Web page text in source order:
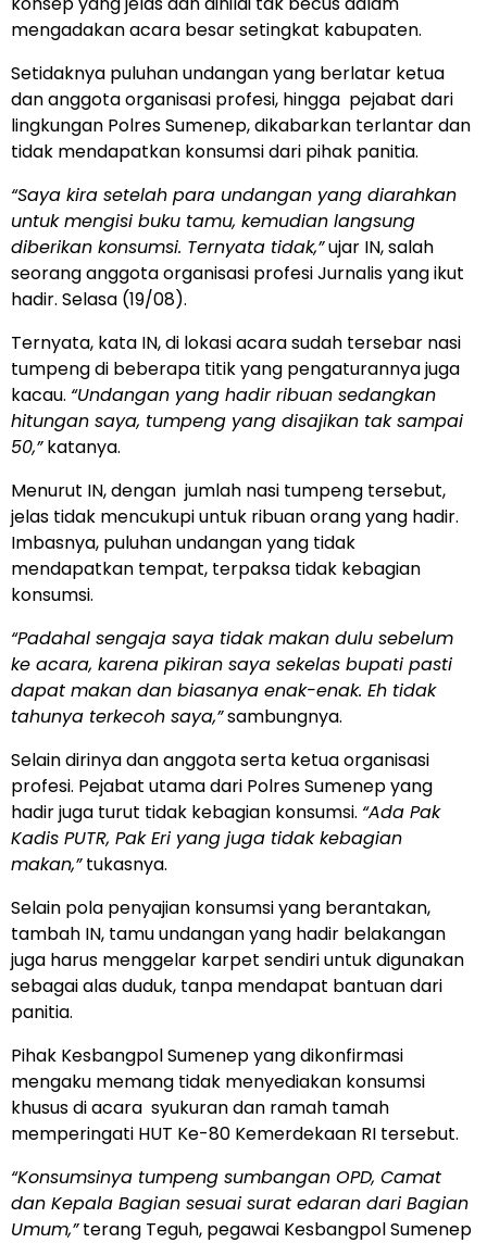
mengadakan acara besar setingkat kabupaten.
Setidaknya puluhan undangan yang berlatar ketua
dan anggota organisasi profesi, hingga pejabat dari
lingkungan Polres Sumenep, dikabarkan terlantar dan
tidak mendapatkan konsumsi dari pihak panitia.
“Saya kira setelah para undangan yang diarahkan
untuk mengisi buku tamu, kemudian langsung
diberikan konsumsi. Ternyata tidak,”ujar IN, salah
seorang anggota organisasi profesi Jurnalis yang ikut
hadir. Selasa (19/08).
Ternyata, kata IN, di lokasi acara sudah tersebar nasi
tumpeng di beberapa titik yang pengaturannya juga
kacau. “Undangan yang hadir ribuan sedangkan
hitungan saya, tumpeng yang disajikan tak sampai
50,”katanya.
Menurut IN, dengan jumlah nasi tumpeng tersebut,
jelas tidak mencukupi untuk ribuan orang yang hadir.
Imbasnya, puluhan undangan yang tidak
mendapatkan tempat, terpaksa tidak kebagian
konsumsi.
“Padahal sengaja saya tidak makan dulu sebelum
ke acara, karena pikiran saya sekelas bupati pasti
dapat makan dan biasanya enak-enak. Eh tidak
tahunya terkecoh saya,”sambungnya.
Selain dirinya dan anggota serta ketua organisasi
profesi. Pejabat utama dari Polres Sumenep yang
hadir juga turut tidak kebagian konsumsi. “Ada Pak
Kadis PUTR, Pak Eri yang juga tidak kebagian
makan,”tukasnya.
Selain pola penyajian konsumsi yang berantakan,
tambah IN, tamu undangan yang hadir belakangan
juga harus menggelar karpet sendiri untuk digunakan
sebagai alas duduk, tanpa mendapat bantuan dari
panitia.
Pihak Kesbangpol Sumenep yang dikonfirmasi
mengaku memang tidak menyediakan konsumsi
khusus di acara syukuran dan ramah tamah
memperingati HUT Ke-80 Kemerdekaan RI tersebut.
“Konsumsinya tumpeng sumbangan OPD, Camat
dan Kepala Bagian sesuai surat edaran dari Bagian
Umum,”terang Teguh, pegawai Kesbangpol Sumenep